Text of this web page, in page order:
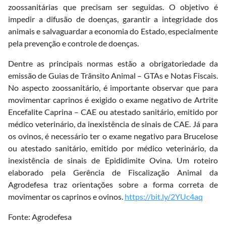
zoossanitárias que precisam ser seguidas. O objetivo é
impedir a difusão de doenças, garantir a integridade dos
animais e salvaguardar a economia do Estado, especialmente
pela prevenção e controle de doenças.
Dentre as principais normas estão a obrigatoriedade da
emissão de Guias de Trânsito Animal – GTAs e Notas Fiscais.
No aspecto zoossanitário, é importante observar que para
movimentar caprinos é exigido o exame negativo de Artrite
Encefalite Caprina – CAE ou atestado sanitário, emitido por
médico veterinário, da inexistência de sinais de CAE. Já para
os ovinos, é necessário ter o exame negativo para Brucelose
ou atestado sanitário, emitido por médico veterinário, da
inexistência de sinais de Epididimite Ovina. Um roteiro
elaborado pela Gerência de Fiscalização Animal da
Agrodefesa traz orientações sobre a forma correta de
movimentar os caprinos e ovinos. https://bit.ly/2YUc4aq
Fonte: Agrodefesa